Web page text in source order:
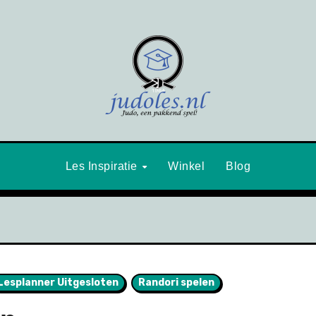
Les Inspiratie Winkel Blog
Lesplanner Uitgesloten Randori spelen